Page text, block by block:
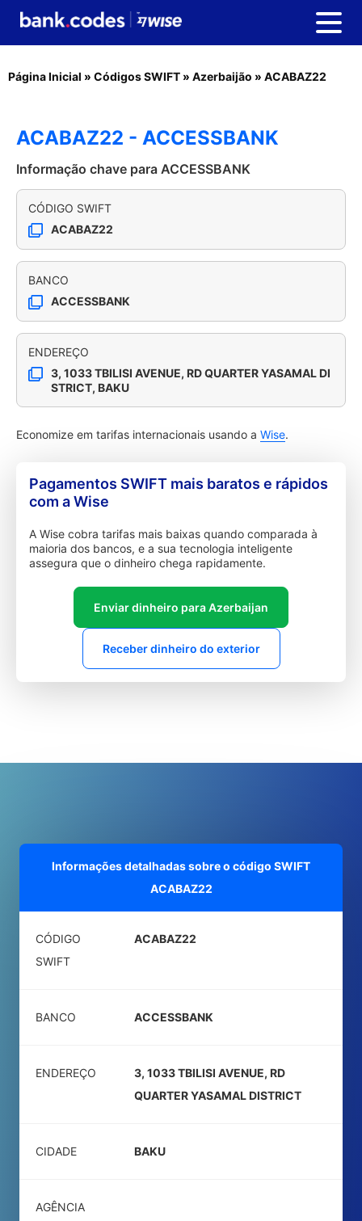
Página Inicial » Códigos SWIFT » Azerbaijão » ACABAZ22
ACABAZ22 - ACCESSBANK
Informação chave para ACCESSBANK
CÓDIGO SWIFT
ACABAZ22
BANCO
ACCESSBANK
ENDEREÇO
3, 1033 TBILISI AVENUE, RD QUARTER YASAMAL DI
STRICT, BAKU
Economize em tarifas internacionais usando a Wise.
Pagamentos SWIFT mais baratos e rápidos
com a Wise
A Wise cobra tarifas mais baixas quando comparada à
maioria dos bancos, e a sua tecnologia inteligente
assegura que o dinheiro chega rapidamente.
Enviar dinheiro para Azerbaijan
Receber dinheiro do exterior
Informações detalhadas sobre o código SWIFT
ACABAZ22
CÓDIGO
SWIFT
ACABAZ22
BANCO ACCESSBANK
ENDEREÇO
3, 1033 TBILISI AVENUE, RD
QUARTER YASAMAL DISTRICT
CIDADE BAKU
AGÊNCIA